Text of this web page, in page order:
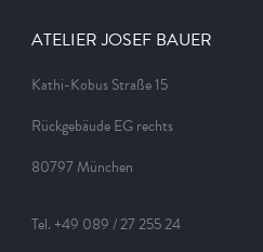
ATELIER JOSEF BAUER
Kathi-Kobus Straße 15
Rückgebäude EG rechts
80797 München
Tel. +49 089 / 27 255 24